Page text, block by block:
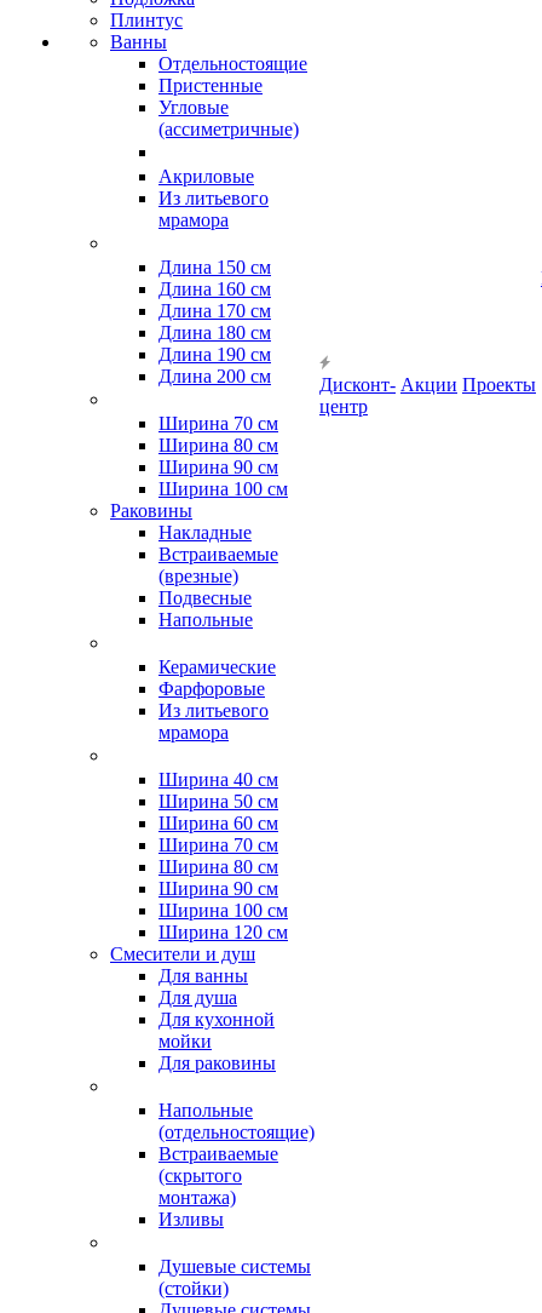
Плинтус
Ванны
Отдельностоящие
Пристенные
Угловые
(ассиметричные)
Акриловые
Из литьевого
мрамора
Длина 150 см
Длина 160 см
Длина 170 см
Длина 180 см
Длина 190 см
Длина 200 см
Ширина 70 см
Ширина 80 см
Ширина 90 см
Ширина 100 см
Раковины
Накладные
Встраиваемые
(врезные)
Подвесные
Напольные
Керамические
Фарфоровые
Из литьевого
мрамора
Ширина 40 см
Ширина 50 см
Ширина 60 см
Ширина 70 см
Ширина 80 см
Ширина 90 см
Ширина 100 см
Ширина 120 см
Смесители и душ
Для ванны
Для душа
Для кухонной
мойки
Для раковины
Напольные
(отдельностоящие)
Встраиваемые
(скрытого
монтажа)
Изливы
Душевые системы
(стойки)
Дисконт-
центр
Акции Проекты